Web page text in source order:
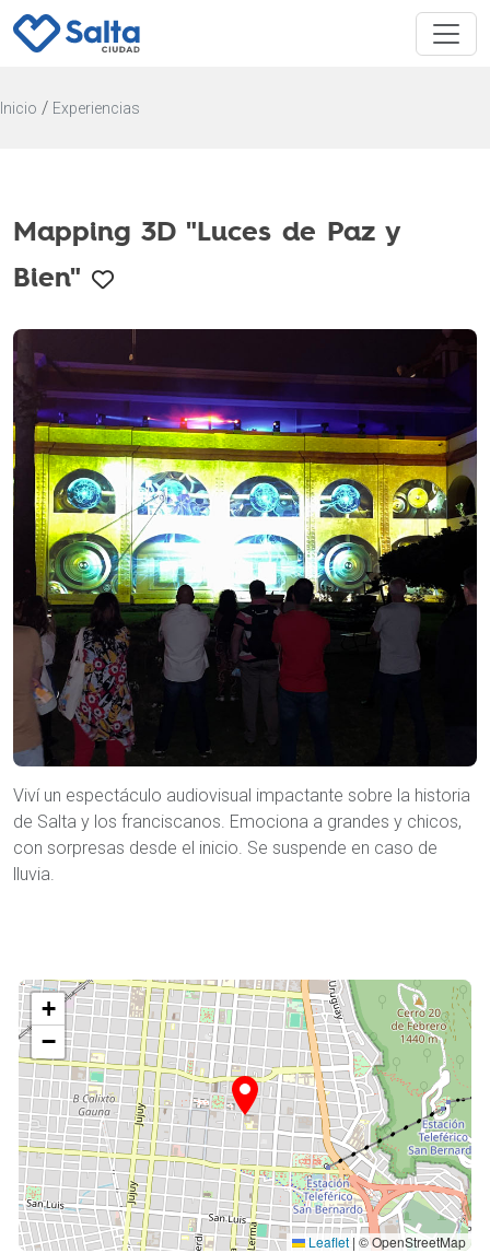
Inicio / Experiencias
Mapping 3D "Luces de Paz y
Bien"
Viví un espectáculo audiovisual impactante sobre la historia
de Salta y los franciscanos. Emociona a grandes y chicos,
con sorpresas desde el inicio. Se suspende en caso de
lluvia.
+
−
Leaflet | © OpenStreetMap